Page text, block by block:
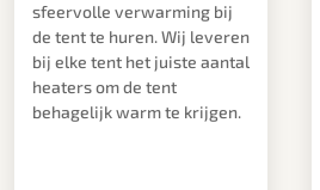
sfeervolle verwarming bij
de tent te huren. Wij leveren
bij elke tent het juiste aantal
heaters om de tent
behagelijk warm te krijgen.